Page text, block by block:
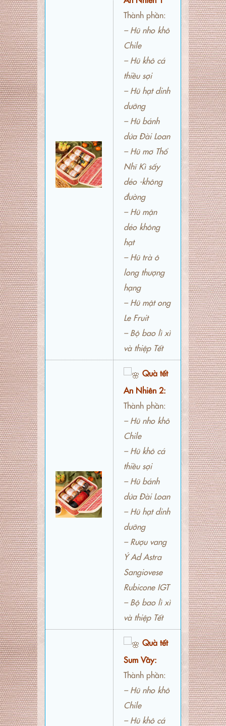
Thành phần:
– Hũ nho khô
Chile
– Hũ khô cá
thiều sợi
– Hũ hạt dinh
dưỡng
– Hũ bánh
dứa Đài Loan
– Hũ mơ Thổ
Nhĩ Kì sấy
dẻo -không
đường
– Hũ mận
dẻo không
hạt
– Hũ trà ô
long thượng
hạng
– Hũ mật ong
Le Fruit
– Bộ bao lì xì
và thiệp Tết
Quà tết
An Nhiên 2:
Thành phần:
– Hũ nho khô
Chile
– Hũ khô cá
thiều sợi
– Hũ bánh
dứa Đài Loan
– Hũ hạt dinh
dưỡng
– Rượu vang
Ý Ad Astra
Sangiovese
Rubicone IGT
– Bộ bao lì xì
và thiệp Tết
Quà tết
Sum Vầy:
Thành phần:
– Hũ nho khô
Chile
– Hũ khô cá